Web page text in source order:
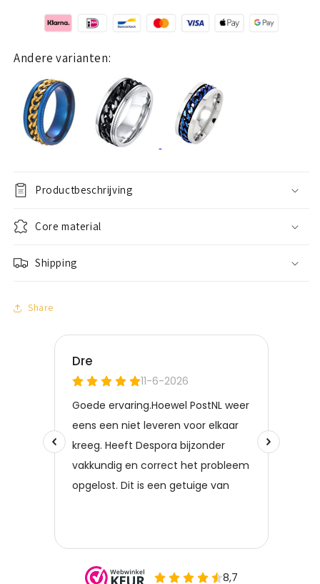
blue-
blue-
Andere varianten:
Productbeschrijving
Core material
Shipping
Share